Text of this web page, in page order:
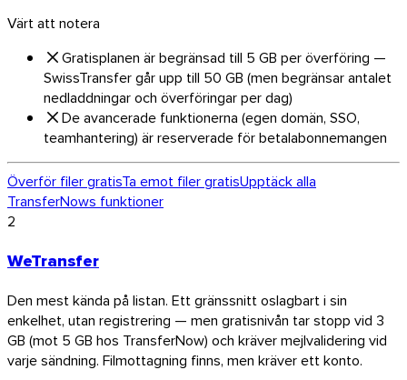
Värt att notera
Gratisplanen är begränsad till 5 GB per överföring —
SwissTransfer går upp till 50 GB (men begränsar antalet
nedladdningar och överföringar per dag)
De avancerade funktionerna (egen domän, SSO,
teamhantering) är reserverade för betalabonnemangen
Överför filer gratisTa emot filer gratisUpptäck alla
TransferNows funktioner
2
WeTransfer
Den mest kända på listan. Ett gränssnitt oslagbart i sin
enkelhet, utan registrering — men gratisnivån tar stopp vid 3
GB (mot 5 GB hos TransferNow) och kräver mejlvalidering vid
varje sändning. Filmottagning finns, men kräver ett konto.